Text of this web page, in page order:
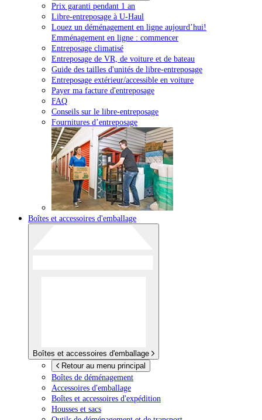
Prix garanti pendant 1 an
Libre-entreposage à U-Haul
Louez un déménagement en ligne aujourd’hui!
Emménagement en ligne : commencer
Entreposage climatisé
Entreposage de VR, de voiture et de bateau
Guide des tailles d'unités de libre-entreposage
Entreposage extérieur/accessible en voiture
Payer ma facture d'entreposage
FAQ
Conseils sur le libre-entreposage
Fournitures d’entreposage
Boîtes et accessoires d'emballage
Boîtes et accessoires d'emballage
Retour au menu principal
Boîtes de déménagement
Accessoires d'emballage
Boîtes et accessoires d'expédition
Housses et sacs